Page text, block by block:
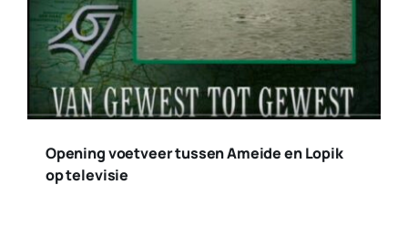
Opening voetveer tussen Ameide en Lopik
op televisie